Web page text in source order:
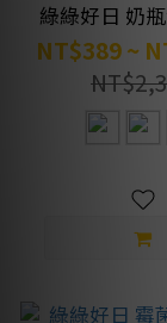
綠綠好日 奶
NT$389 ~